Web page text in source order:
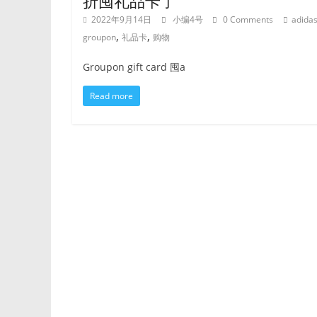
2022年9月14日 小编4号 0 Comments
adidas
groupon, 礼品卡, 购物
Groupon gift card 囤a
Read more